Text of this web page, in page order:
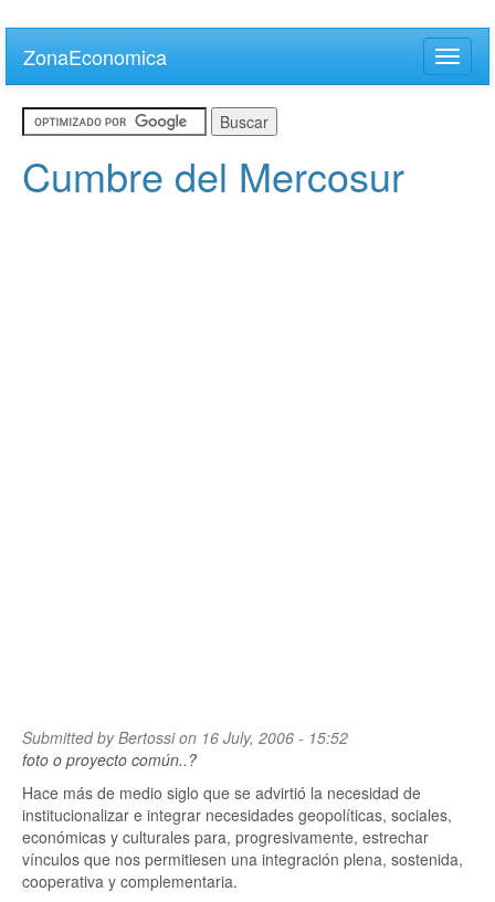
main
content
ZonaEconomica
Toggle
Cumbre del Mercosur
Submitted byBertossion 16 July, 2006 - 15:52
foto o proyecto común..?
Hace más de medio siglo que se advirtió la necesidad de
institucionalizar e integrar necesidades geopolíticas, sociales,
económicas y culturales para, progresivamente, estrechar
vínculos que nos permitiesen una integración plena, sostenida,
cooperativa y complementaria.